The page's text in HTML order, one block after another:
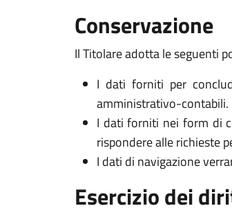
Conservazione
Il Titolare adotta le seguenti
I dati forniti per
amministrativo-contabili.
I dati forniti nei form di
rispondere alle richieste
I dati di navigazione
Esercizio dei